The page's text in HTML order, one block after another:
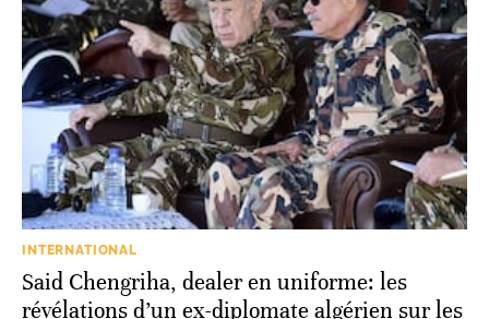
INTERNATIONAL
Said Chengriha, dealer en uniforme: les
révélations d’un ex-diplomate algérien sur les